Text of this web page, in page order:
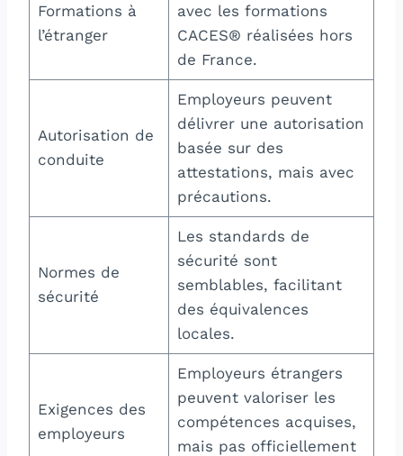
Formations à
l’étranger
avec les formations
CACES® réalisées hors
de France.
Autorisation de
conduite
Employeurs peuvent
délivrer une autorisation
basée sur des
attestations, mais avec
précautions.
Normes de
sécurité
Les standards de
sécurité sont
semblables, facilitant
des équivalences
locales.
Exigences des
employeurs
Employeurs étrangers
peuvent valoriser les
compétences acquises,
mais pas officiellement